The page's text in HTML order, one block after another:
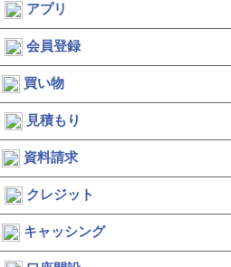
アプリ
会員登録
買い物
見積もり
資料請求
クレジット
キャッシング